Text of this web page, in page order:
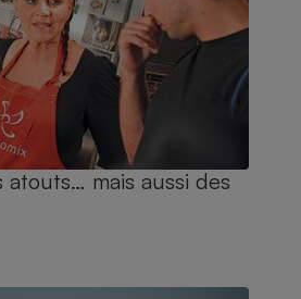
mais aussi des